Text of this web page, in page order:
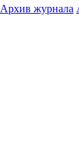
Архив журнала